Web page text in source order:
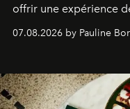
offrir une expérience
expertise se
07.08.2026 by Pauline